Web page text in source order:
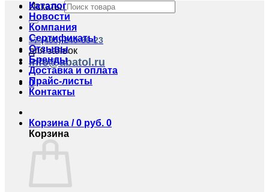
Искать:
+7 (495) 240-86-23
для заявок
info@abatol.ru
0
Каталог
Новости
Компания
Сертификаты
Отзывы
Бренды
Доставка и оплата
Прайс-листы
Контакты
Корзина /0 руб. 0
Корзина